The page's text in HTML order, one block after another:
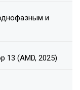
и
13 (AMD, 2025)